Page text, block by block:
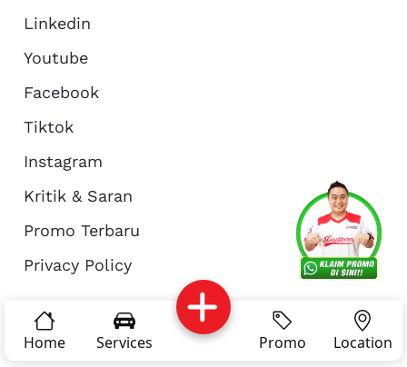
About Us
Reservasi Article
Home Services Promo Location
Linkedin
Youtube
Facebook
Tiktok
Instagram
Kritik & Saran
Promo Terbaru
Privacy Policy
© Copyright 2026 - Dokter Mobil Indonesia